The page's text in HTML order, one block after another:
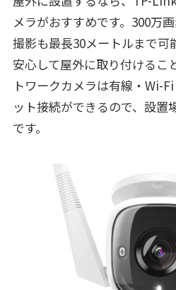
メラがおすすめです。300万
撮影も最長30メートルまで可
安心して屋外に取り付けるこ
トワークカメラは有線・Wi-
ット接続ができるので、設置
です。